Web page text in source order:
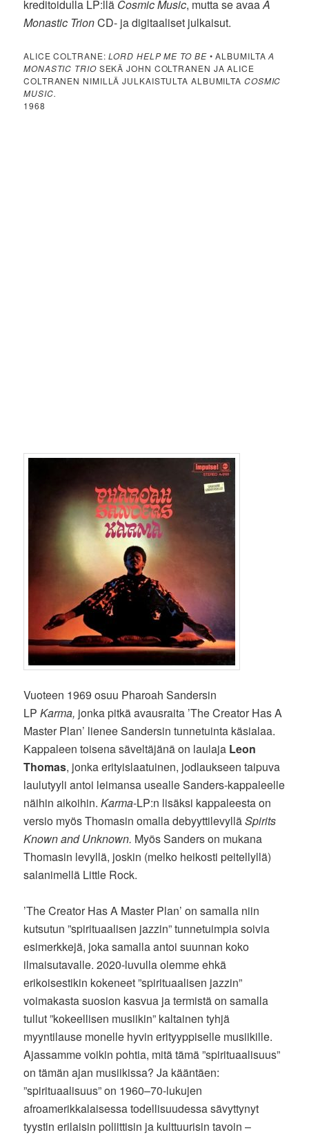
kreditoidulla LP:llä Cosmic Music, mutta se avaaA
Monastic TrionCD- ja digitaaliset julkaisut.
ALICE COLTRANE:LORD HELP ME TO BE • ALBUMILTAA
MONASTIC TRIO SEKÄ JOHN COLTRANEN JA ALICE
COLTRANEN NIMILLÄ JULKAISTULTA ALBUMILTA COSMIC
MUSIC.
1968
Vuoteen 1969 osuu Pharoah Sandersin
LPKarma, jonka pitkä avausraita ’The Creator Has A
Master Plan’ lienee Sandersin tunnetuinta käsialaa.
Kappaleen toisena säveltäjänä on laulaja Leon
Thomas, jonka erityislaatuinen, jodlaukseen taipuva
laulutyyli antoi leimansa usealle Sanders-kappaleelle
näihin aikoihin.Karma-LP:n lisäksi kappaleesta on
versio myös Thomasin omalla debyyttilevylläSpirits
Known and Unknown. Myös Sanders on mukana
Thomasin levyllä, joskin (melko heikosti peitellyllä)
salanimellä Little Rock.
’The Creator Has A Master Plan’ on samalla niin
kutsutun ”spirituaalisen jazzin” tunnetuimpia soivia
esimerkkejä, joka samalla antoi suunnan koko
ilmaisutavalle. 2020-luvulla olemme ehkä
erikoisestikin kokeneet ”spirituaalisen jazzin”
voimakasta suosion kasvua ja termistä on samalla
tullut ”kokeellisen musiikin” kaltainen tyhjä
myyntilause monelle hyvin erityyppiselle musiikille.
Ajassamme voikin pohtia, mitä tämä ”spirituaalisuus”
on tämän ajan musiikissa? Ja kääntäen:
”spirituaalisuus” on 1960–70-lukujen
afroamerikkalaisessa todellisuudessa sävyttynyt
tyystin erilaisin poliittisin ja kulttuurisin tavoin –